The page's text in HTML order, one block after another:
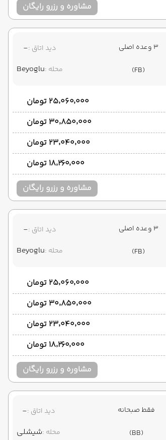
مشاوره و رزرو رایگان
3 وعده اصلی
(FB)
دید اتاق :-
محله :Beyoglu
۲۵٬۰۶۰٬۰۰۰ تومان
۳۰٬۸۵۰٬۰۰۰ تومان
۲۳٬۰۴۰٬۰۰۰ تومان
۱۸٬۲۶۰٬۰۰۰ تومان
مشاوره و رزرو رایگان
3 وعده اصلی
(FB)
دید اتاق :-
محله :Beyoglu
۲۵٬۰۶۰٬۰۰۰ تومان
۳۰٬۸۵۰٬۰۰۰ تومان
۲۳٬۰۴۰٬۰۰۰ تومان
۱۸٬۲۶۰٬۰۰۰ تومان
مشاوره و رزرو رایگان
فقط صبحانه
(BB)
دید اتاق :-
محله :شیشلی